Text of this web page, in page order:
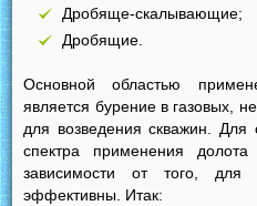
Дробяще-скалывающие;
Дробящие.
Основной областью
является бурение в газовых,
для возведения скважин. Для
спектра применения
зависимости от того,
эффективны. Итак: